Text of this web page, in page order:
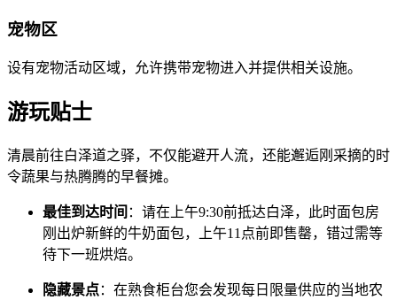
宠物区
设有宠物活动区域，允许携带宠物进入并提供相关设施。
游玩贴士
清晨前往白泽道之驿，不仅能避开人流，还能邂逅刚采摘的时
令蔬果与热腾腾的早餐摊。
最佳到达时间 ：请在上午9:30前抵达白泽，此时面包房
刚出炉新鲜的牛奶面包，上午11点前即售罄，错过需等
待下一班烘焙。
隐藏景点：在熟食柜台您会发现每日限量供应的当地农